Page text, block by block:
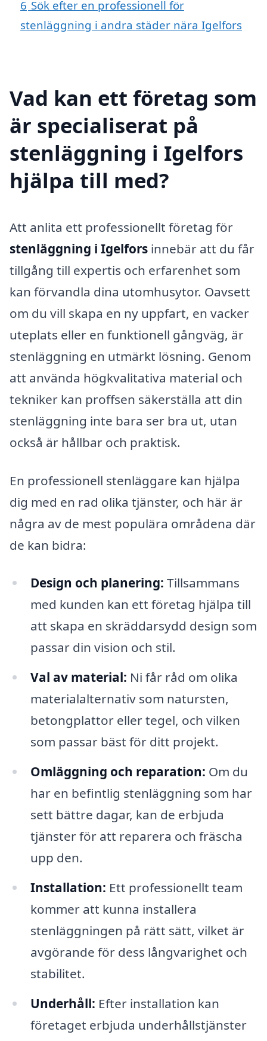
6 Sök efter en professionell för
stenläggning i andra städer nära Igelfors
Vad kan ett företag som
är specialiserat på
stenläggning i Igelfors
hjälpa till med?
Att anlita ett professionellt företag för
stenläggning i Igelfors innebär att du får
tillgång till expertis och erfarenhet som
kan förvandla dina utomhusytor. Oavsett
om du vill skapa en ny uppfart, en vacker
uteplats eller en funktionell gångväg, är
stenläggning en utmärkt lösning. Genom
att använda högkvalitativa material och
tekniker kan proffsen säkerställa att din
stenläggning inte bara ser bra ut, utan
också är hållbar och praktisk.
En professionell stenläggare kan hjälpa
dig med en rad olika tjänster, och här är
några av de mest populära områdena där
de kan bidra:
Design och planering: Tillsammans
med kunden kan ett företag hjälpa till
att skapa en skräddarsydd design som
passar din vision och stil.
Val av material: Ni får råd om olika
materialalternativ som natursten,
betongplattor eller tegel, och vilken
som passar bäst för ditt projekt.
Omläggning och reparation: Om du
har en befintlig stenläggning som har
sett bättre dagar, kan de erbjuda
tjänster för att reparera och fräscha
upp den.
Installation: Ett professionellt team
kommer att kunna installera
stenläggningen på rätt sätt, vilket är
avgörande för dess långvarighet och
stabilitet.
Underhåll: Efter installation kan
företaget erbjuda underhållstjänster